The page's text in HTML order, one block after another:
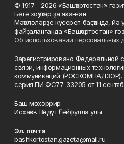
© 1917 - 2026 «Башҡортостан»
Бөтә хоҡуҡтар ҙа яҡланған.
Мәҡәләләрҙе күсереп баҫҡанда,
файҙаланғанда «Башҡортостан»
Об использовании персональных
Зарегистрировано Федеральной
связи, информационных
коммуникаций (РОСКОМНАДЗОР).
серия ПИ ФС77-33205 от 11
Баш мөхәррир
Исхаҡов Вәдүт Ғәйфулла улы
Эл. почта
bashkortostan.gazeta@mail.ru